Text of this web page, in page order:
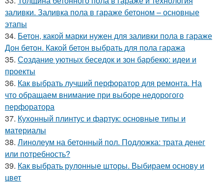
заливки. Заливка пола в гараже бетоном – основные
этапы
34. Бетон, какой марки нужен для заливки пола в гараже
Дон бетон. Какой бетон выбрать для пола гаража
35. Создание уютных беседок и зон барбекю: идеи и
проекты
36. Как выбрать лучший перфоратор для ремонта. На
что обращаем внимание при выборе недорогого
перфоратора
37. Кухонный плинтус и фартук: основные типы и
материалы
38. Линолеум на бетонный пол. Подложка: трата денег
или потребность?
39. Как выбрать рулонные шторы. Выбираем основу и
цвет